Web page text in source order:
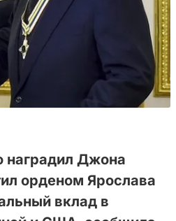
наградил Джона
орденом Ярослава
вклад в